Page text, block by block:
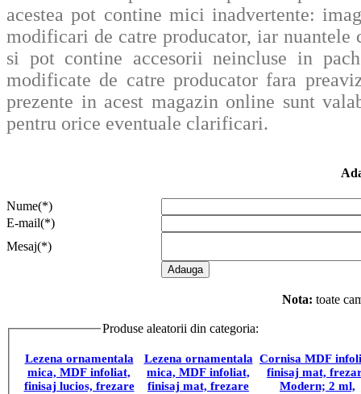
acestea pot contine mici inadvertente:
modificari de catre producator, iar
si pot contine accesorii neincluse in
modificate de catre producator fara
prezente in acest magazin online sunt
pentru orice eventuale clarificari.
Nume(*)
E-mail(*)
Mesaj(*)
Nota: toate
Produse aleatorii din categoria:
Lezena ornamentala
mica, MDF infoliat,
finisaj lucios, frezare
Lezena ornamentala
mica, MDF infoliat,
finisaj mat, frezare
Cornisa MDF
finisaj mat,
Modern; 2 ml,